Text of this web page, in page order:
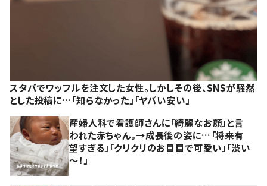
スタバでワッフルを注文した女性。しかしその後、SNSが騒然
とした投稿に…「知らなかった」「ヤバい安い」
産婦人科で看護師さんに「綺麗なお顔」と言
われた赤ちゃん。→成長後の姿に…「将来有
望すぎる」「クリクリのお目目で可愛い」「渋い
～！」